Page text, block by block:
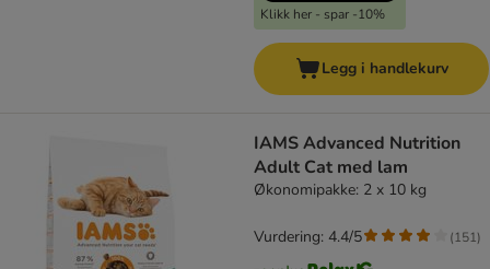
Klikk her - spar -10%
Legg i handlekurv
IAMS Advanced Nutrition
Adult Cat med lam
Økonomipakke: 2 x 10 kg
Vurdering: 4.4/5 (151)